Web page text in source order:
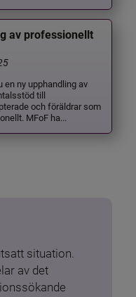
av professionellt
en ny upphandling av
till
och föräldrar som
MFoF ha...
situation.
av det